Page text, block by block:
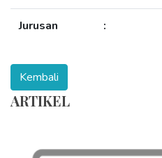
Jurusan :
ARTIKEL